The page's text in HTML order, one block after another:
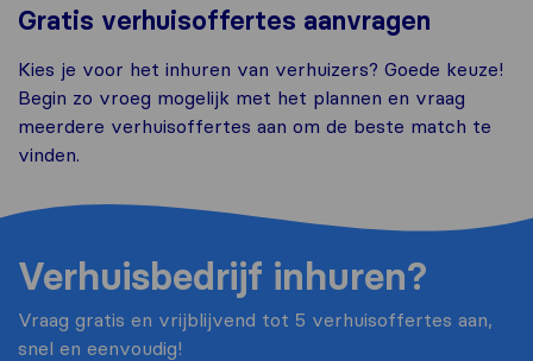
Gratis verhuisoffertes aanvragen
Kies je voor het inhuren van verhuizers? Goede keuze!
Begin zo vroeg mogelijk met het plannen en vraag
meerdere verhuisoffertes aan om de beste match te
vinden.
Verhuisbedrijf inhuren?
Vraag gratis en vrijblijvend tot 5 verhuisoffertes aan,
snel en eenvoudig!